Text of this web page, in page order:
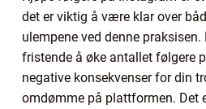
det er viktig å være klar over
ulempene ved denne
fristende å øke antallet følgere
negative konsekvenser for din
omdømme på plattformen. Det